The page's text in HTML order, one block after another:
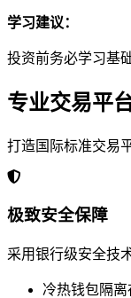
学习建议：
投资前务必学习基
专业交易平
打造国际标准交易
极致安全保障
采用银行级安全技
冷热钱包隔离